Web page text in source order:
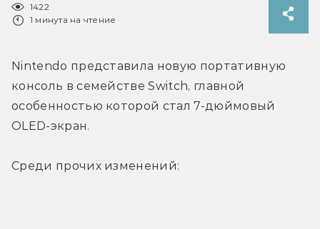
1422
1 минута на чтение
Nintendo представила новую портативную
консоль в семействе Switch, главной
особенностью которой стал 7-дюймовый
OLED-экран.
Среди прочих изменений: